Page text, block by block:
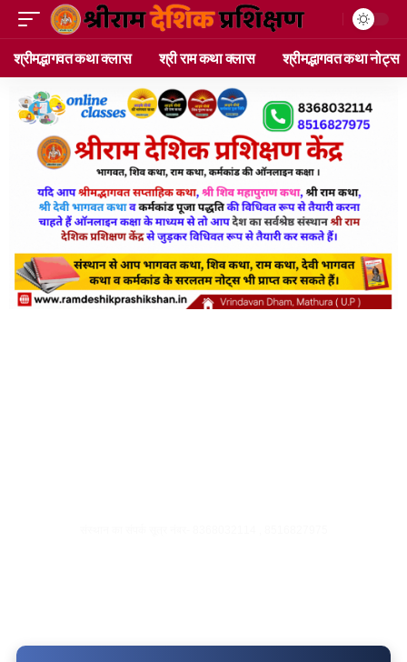
श्रीमद्भागवत कथा क्लास श्री राम कथा क्लास श्रीमद्भागवत कथा नोट्स